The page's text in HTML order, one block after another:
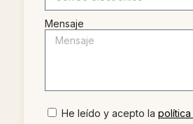
Mensaje
He leído y acepto la